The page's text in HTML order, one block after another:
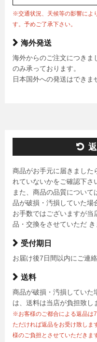
※交通状況、天候等の影響によ
す。予めご了承下さい。
海外発送
海外からのご注文につきま
のみ承っております。
日本国外への発送はできま
商品がお手元に届きました
れていないかをご確認下さ
また、商品の品質につい
品が破損・汚損していた場
お手数ではございますが当
品・交換をさせていただ き
受付期日
お届け後7日間以内にご連絡
送料
商品が破損・汚損していた
は、送料は当店が負担致し
※お客様のご都合による返品は
ただければ返品をお受け致しま
様のご負担とさせていただきま